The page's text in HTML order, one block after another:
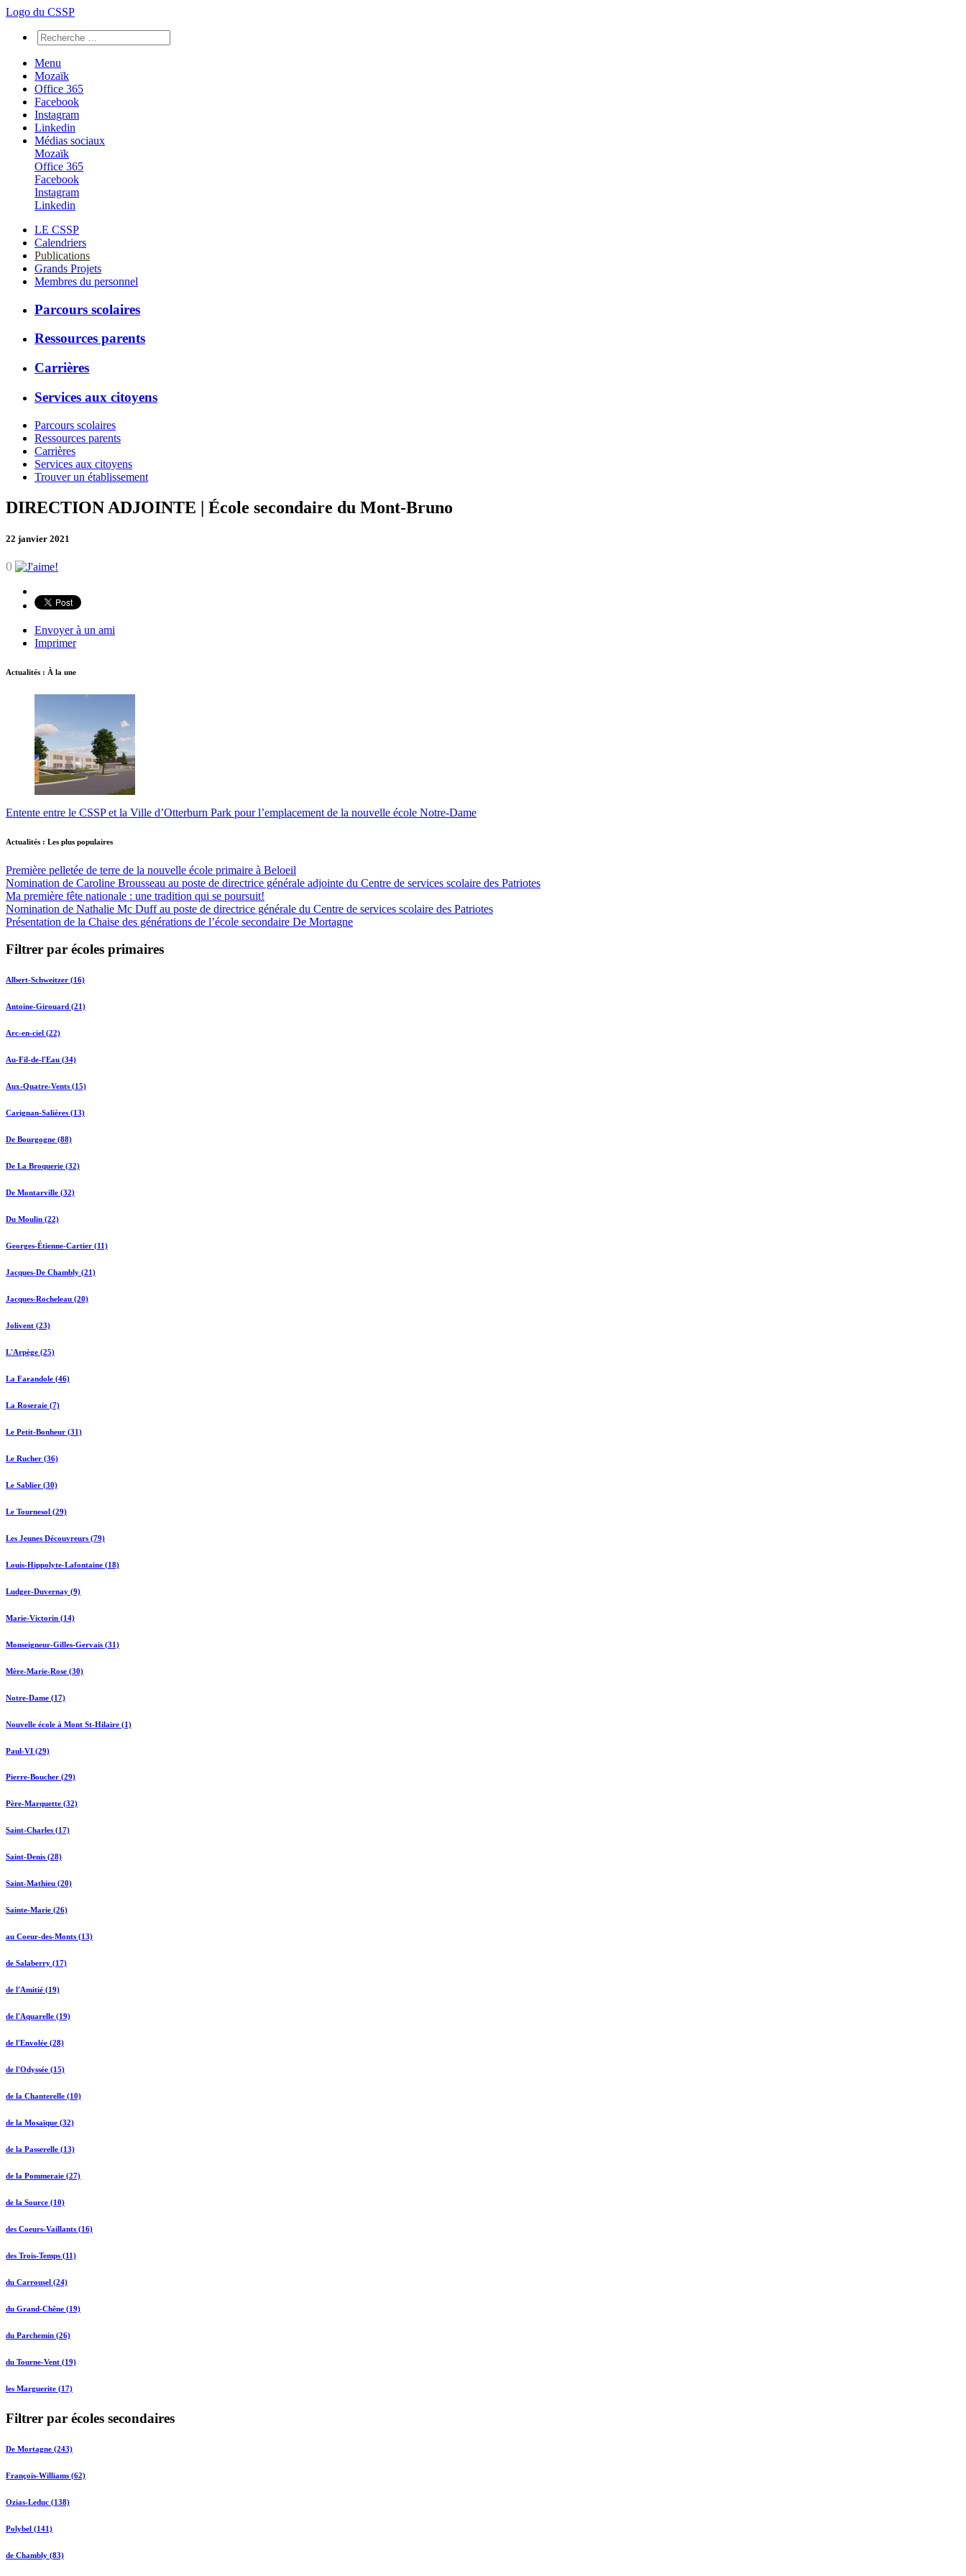
Logo du CSSP
Menu
Mozaïk
Office 365
Facebook
Instagram
Linkedin
Médias sociaux
Mozaïk
Office 365
Facebook
Instagram
Linkedin
LE CSSP
Calendriers
Publications
Grands Projets
Membres du personnel
Parcours scolaires
Ressources parents
Carrières
Services aux citoyens
Parcours scolaires
Ressources parents
Carrières
Services aux citoyens
Trouver un établissement
DIRECTION ADJOINTE | École secondaire du Mont-Bruno
22 janvier 2021
0
Envoyer à un ami
Imprimer
Actualités : À la une
Entente entre le CSSP et la Ville d’Otterburn Park pour l’emplacement de la nouvelle école Notre-Dame
Actualités : Les plus populaires
Première pelletée de terre de la nouvelle école primaire à Beloeil
Nomination de Caroline Brousseau au poste de directrice générale adjointe du Centre de services scolaire des Patriotes
Ma première fête nationale : une tradition qui se poursuit!
Nomination de Nathalie Mc Duff au poste de directrice générale du Centre de services scolaire des Patriotes
Présentation de la Chaise des générations de l’école secondaire De Mortagne
Filtrer par écoles primaires
Albert-Schweitzer (16)
Antoine-Girouard (21)
Arc-en-ciel (22)
Au-Fil-de-l'Eau (34)
Aux-Quatre-Vents (15)
Carignan-Salières (13)
De Bourgogne (88)
De La Broquerie (32)
De Montarville (32)
Du Moulin (22)
Georges-Étienne-Cartier (11)
Jacques-De Chambly (21)
Jacques-Rocheleau (20)
Jolivent (23)
L'Arpège (25)
La Farandole (46)
La Roseraie (7)
Le Petit-Bonheur (31)
Le Rucher (36)
Le Sablier (30)
Le Tournesol (29)
Les Jeunes Découvreurs (79)
Louis-Hippolyte-Lafontaine (18)
Ludger-Duvernay (9)
Marie-Victorin (14)
Monseigneur-Gilles-Gervais (31)
Mère-Marie-Rose (30)
Notre-Dame (17)
Nouvelle école à Mont St-Hilaire (1)
Paul-VI (29)
Pierre-Boucher (29)
Père-Marquette (32)
Saint-Charles (17)
Saint-Denis (28)
Saint-Mathieu (20)
Sainte-Marie (26)
au Coeur-des-Monts (13)
de Salaberry (17)
de l'Amitié (19)
de l'Aquarelle (19)
de l'Envolée (28)
de l'Odyssée (15)
de la Chanterelle (10)
de la Mosaïque (32)
de la Passerelle (13)
de la Pommeraie (27)
de la Source (10)
des Coeurs-Vaillants (16)
des Trois-Temps (11)
du Carrousel (24)
du Grand-Chêne (19)
du Parchemin (26)
du Tourne-Vent (19)
les Marguerite (17)
Filtrer par écoles secondaires
De Mortagne (243)
François-Williams (62)
Ozias-Leduc (138)
Polybel (141)
de Chambly (83)